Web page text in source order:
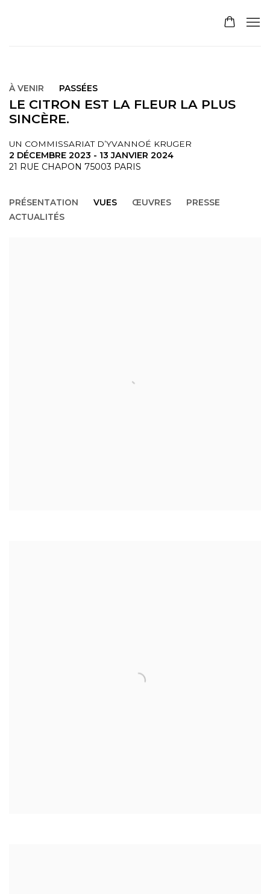
À VENIR PASSÉES
LE CITRON EST LA FLEUR LA PLUS
SINCÈRE.
UN COMMISSARIAT D’YVANNOÉ KRUGER
2 DÉCEMBRE 2023 - 13 JANVIER 2024
21 RUE CHAPON 75003 PARIS
PRÉSENTATION VUES ŒUVRES
PRESSE
ACTUALITÉS